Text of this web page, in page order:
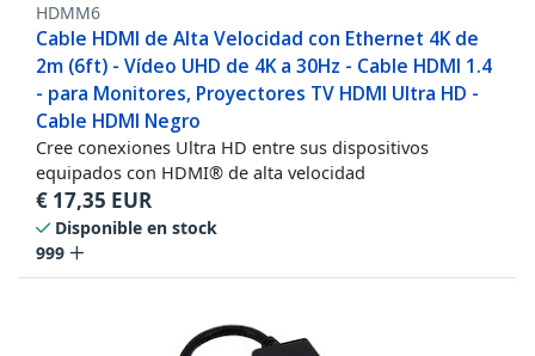
HDMM6
Cable HDMI de Alta Velocidad con Ethernet 4K de
2m (6ft) - Vídeo UHD de 4K a 30Hz - Cable HDMI 1.4
- para Monitores, Proyectores TV HDMI Ultra HD -
Cable HDMI Negro
Cree conexiones Ultra HD entre sus dispositivos
equipados con HDMI® de alta velocidad
€ 17,35 EUR
Disponible en stock
999